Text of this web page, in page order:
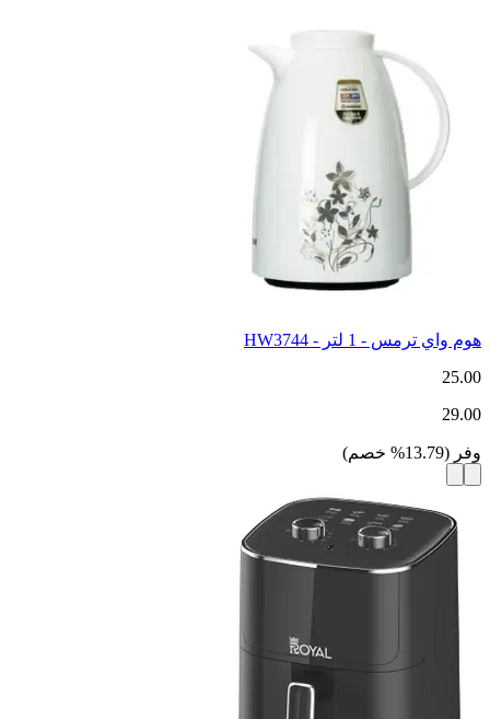
هوم واي ترمس - 1 لتر - HW3744
25.00
29.00
وفر (
13.79
% خصم)